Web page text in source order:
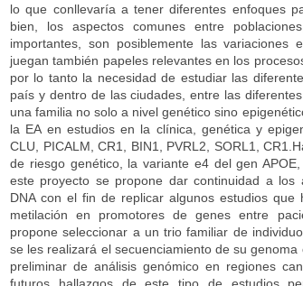
lo que conllevaría a tener diferentes enfoques
bien, los aspectos comunes entre
importantes, son posiblemente las
juegan también papeles relevantes en los
por lo tanto la necesidad de estudiar las
país y dentro de las ciudades, entre las
una familia no solo a nivel genético sino
la EA en estudios en la clínica, genética y
CLU, PICALM, CR1, BIN1, PVRL2, SORL1,
de riesgo genético, la variante e4 del gen
este proyecto se propone dar continuidad a los
DNA con el fin de replicar algunos estudios
metilación en promotores de genes entre
propone seleccionar a un trio familiar de
se les realizará el secuenciamiento de su
preliminar de análisis genómico en regiones